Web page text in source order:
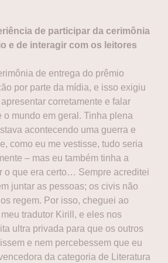
de participar da cerimônia
e de interagir com os leitores
de entrega do prêmio
por parte da mídia, e isso exigiu
corretamente e falar
o mundo em geral. Tinha plena
acontecendo uma guerra e
como eu me vestisse, tudo seria
– mas eu também tinha a
o que era certo… Sempre acreditei
juntar as pessoas; os civis não
regem. Por isso, cheguei ao
tradutor Kirill, e eles nos
ultra privada para que os outros
e nem percebessem que eu
da categoria de Literatura